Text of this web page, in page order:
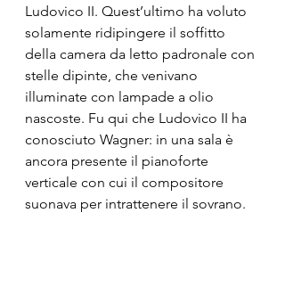
Ludovico II. Quest’ultimo ha voluto
solamente ridipingere il soffitto
della camera da letto padronale con
stelle dipinte, che venivano
illuminate con lampade a olio
nascoste. Fu qui che Ludovico II ha
conosciuto Wagner: in una sala è
ancora presente il pianoforte
verticale con cui il compositore
suonava per intrattenere il sovrano.